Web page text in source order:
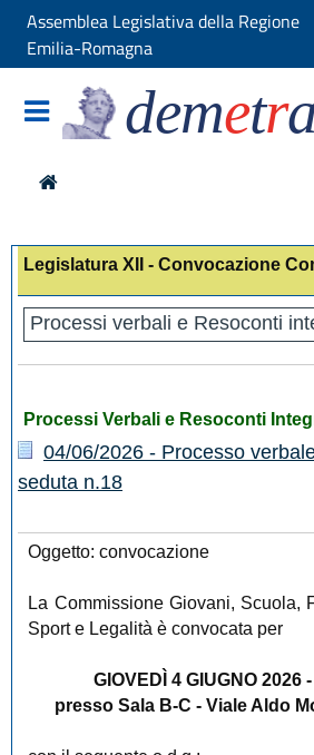
Assemblea Legislativa della Regione
Emilia-Romagna
demetr
Legislatura XII - Convocazione
Processi verbali e Resoconti
Processi Verbali e Resoconti
04/06/2026 - Processo
seduta n.18
Oggetto: convocazione
La Commissione Giovani, Scuola,
Sport e Legalità è convocata per
GIOVEDÌ 4 GIUGNO 2026
presso Sala B-C - Viale Aldo